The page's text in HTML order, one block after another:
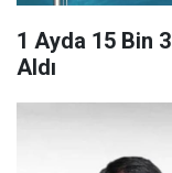
1 Ayda 15 Bin
Aldı